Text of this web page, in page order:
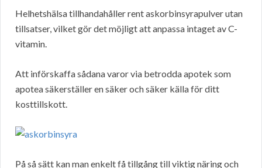
Helhetshälsa tillhandahåller rent askorbinsyrapulver utan
tillsatser, vilket gör det möjligt att anpassa intaget av C-
vitamin.
Att införskaffa sådana varor via betrodda apotek som
apotea säkerställer en säker och säker källa för ditt
kosttillskott.
På så sätt kan man enkelt få tillgång till viktig näring och